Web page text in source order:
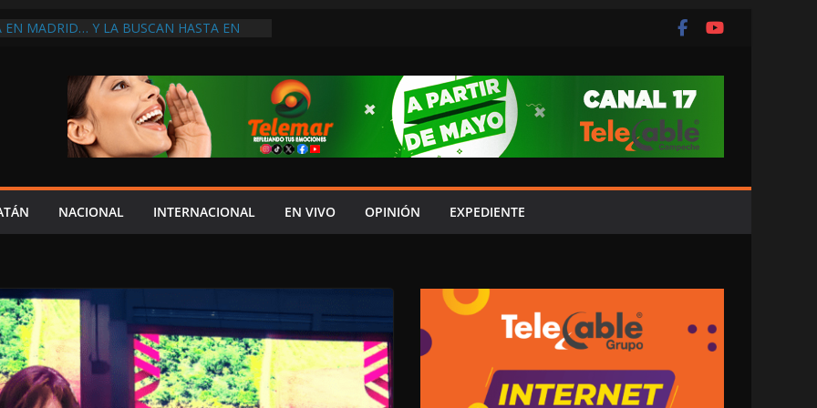
EN MADRID… Y LA BUSCAN HASTA EN
EN UNA DE LAS CADENAS DE ARTÍCULOS
DE EUROPA: MARCEL CARRILLO
SU PEOR MOMENTO: PAN; LA ECONOMÍA
CRECE LA INSEGURIDAD, NO HAY
CRÍTICOS SON CENSURADOS
EL TIEMPO”; INFRAESTRUCTURA
Y URGE MODERNIZARLA:
NACIONAL INTERNACIONAL EN VIVO OPINIÓN EXPEDIENTE